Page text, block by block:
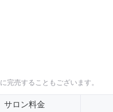
完売することもございます。
サロン料金